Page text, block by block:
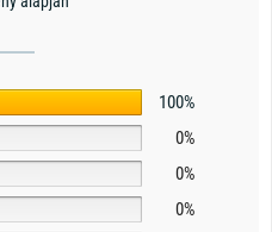
100%
0%
0%
0%